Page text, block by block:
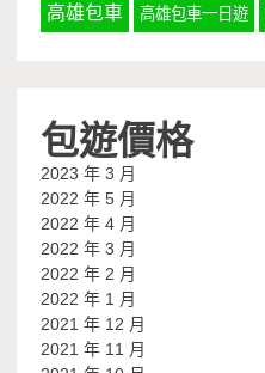
高雄包車 高雄包車一日遊
包遊價格
2023 年 3 月
2022 年 5 月
2022 年 4 月
2022 年 3 月
2022 年 2 月
2022 年 1 月
2021 年 12 月
2021 年 11 月